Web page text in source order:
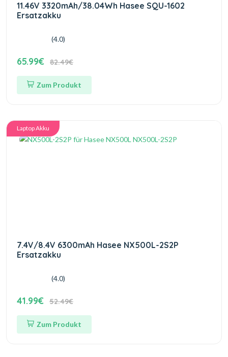
11.46V 3320mAh/38.04Wh Hasee SQU-1602
Ersatzakku
(4.0)
65.99€ 82.49€
Zum Produkt
Laptop Akku
7.4V/8.4V 6300mAh Hasee NX500L-2S2P
Ersatzakku
(4.0)
41.99€ 52.49€
Zum Produkt